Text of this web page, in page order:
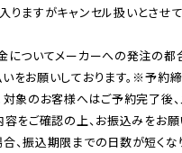
りますがキャンセル扱いとさせて
ついてメーカーへの発注の都
をお願いしております。※予約
対象のお客様へはご予約完了後
容をご確認の上、お振込みをお願
、振込期限までの日数が短くな